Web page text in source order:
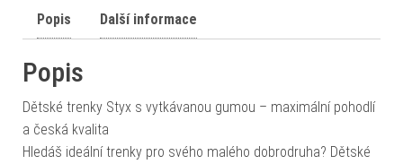
Popis Další informace
Popis
Dětské trenky Styx s vytkávanou gumou – maximální pohodlí
a česká kvalita
Hledáš ideální trenky pro svého malého dobrodruha? Dětské